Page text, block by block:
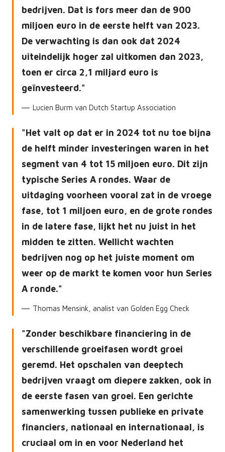
bedrijven. Dat is fors meer dan de 900
miljoen euro in de eerste helft van 2023.
De verwachting is dan ook dat 2024
uiteindelijk hoger zal uitkomen dan 2023,
toen er circa 2,1 miljard euro is
geïnvesteerd.
Lucien Burm van Dutch Startup Association
Het valt op dat er in 2024 tot nu toe bijna
de helft minder investeringen waren in het
segment van 4 tot 15 miljoen euro. Dit zijn
typische Series A rondes. Waar de
uitdaging voorheen vooral zat in de vroege
fase, tot 1 miljoen euro, en de grote rondes
in de latere fase, lijkt het nu juist in het
midden te zitten. Wellicht wachten
bedrijven nog op het juiste moment om
weer op de markt te komen voor hun Series
A ronde.
Thomas Mensink, analist van Golden Egg Check
Zonder beschikbare financiering in de
verschillende groeifasen wordt groei
geremd. Het opschalen van deeptech
bedrijven vraagt om diepere zakken, ook in
de eerste fasen van groei. Een gerichte
samenwerking tussen publieke en private
financiers, nationaal en internationaal, is
cruciaal om in en voor Nederland het